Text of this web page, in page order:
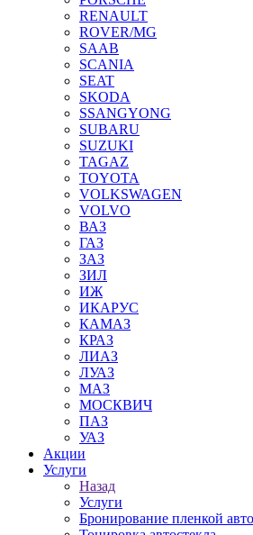
RENAULT
ROVER/MG
SAAB
SCANIA
SEAT
SKODA
SSANGYONG
SUBARU
SUZUKI
TAGAZ
TOYOTA
VOLKSWAGEN
VOLVO
ВАЗ
ГАЗ
ЗАЗ
ЗИЛ
ИЖ
ИКАРУС
КАМАЗ
КРАЗ
ЛИАЗ
ЛУАЗ
МАЗ
МОСКВИЧ
ПАЗ
УАЗ
Акции
Услуги
Назад
Услуги
Бронирование пленкой